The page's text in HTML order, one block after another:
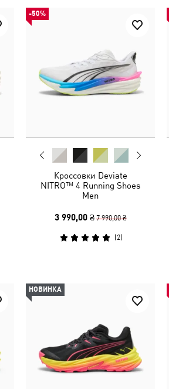
-50%
Кроссовки Deviate
NITRO™ 4 Running Shoes
Men
3 990,00 ₴ 7 990,00 ₴
(2)
НОВИНКА